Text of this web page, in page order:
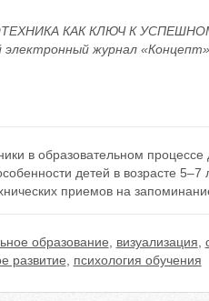
КАК КЛЮЧ К
журнал «Концепт».
в образовательном процессе
детей в возрасте 5–7
приемов на
образование визуализация
развитие психология обучения